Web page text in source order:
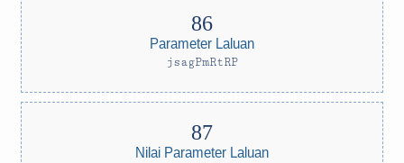
Parameter Laluan
jsagPmRtRP
Nilai Parameter Laluan